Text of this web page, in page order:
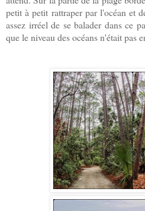
petit à petit rattraper par l'océan et
assez irréel de se balader dans ce
que le niveau des océans n'était pas